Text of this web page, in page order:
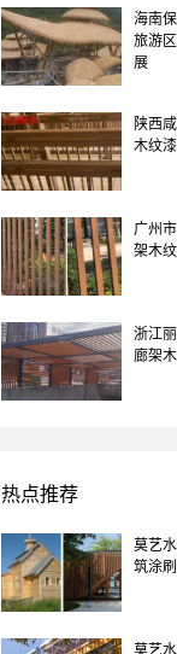
海南
旅游
展
陕西
木纹
广州
架木
浙江
廊架
热点推荐
莫艺
筑涂
莫艺